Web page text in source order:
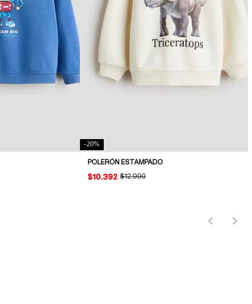
-20%
POLERÓN ESTAMPADO
ORIGINAL PRICE:
$12.990
PRICE:
$10.392